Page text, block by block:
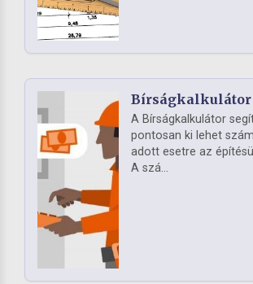
Bírságkalkulátor
A Bírságkalkulátor
pontosan ki lehet
adott esetre az
A szá...